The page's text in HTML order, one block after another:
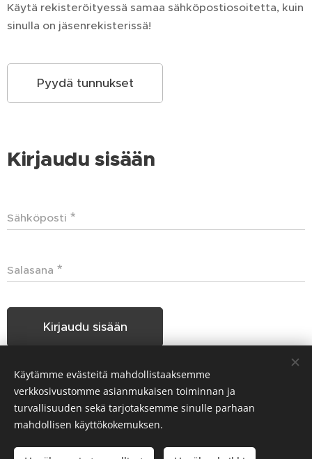
Käytä rekisteröityessä samaa sähköpostiosoitetta, kuin
sinulla on jäsenrekisterissä!
Pyydä tunnukset
Kirjaudu sisään
Sähköposti
Salasana
Kirjaudu sisään
Unohditko salasanasi?
Hakunilan Seudun Koiraharrastajat HSKH ry
Käytämme evästeitä mahdollistaaksemme
verkkosivustomme asianmukaisen toiminnan ja
turvallisuuden sekä tarjotaksemme sinulle parhaan
mahdollisen käyttökokemuksen.